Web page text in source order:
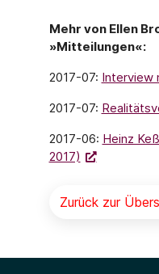
Mehr von Ellen
»Mitteilungen«:
2017-07: Interview
2017-07:
2017-06: Heinz
2017)
Zurück zur